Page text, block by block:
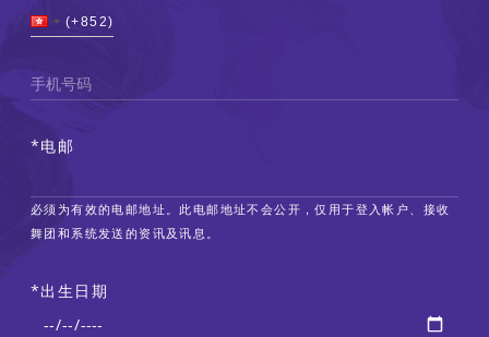
Country Code
(+852)
手机号码
电邮
必须为有效的电邮地址。此电邮地址不会公开，仅用于登入帐户、接收
舞团和系统发送的资讯及讯息。
出生日期